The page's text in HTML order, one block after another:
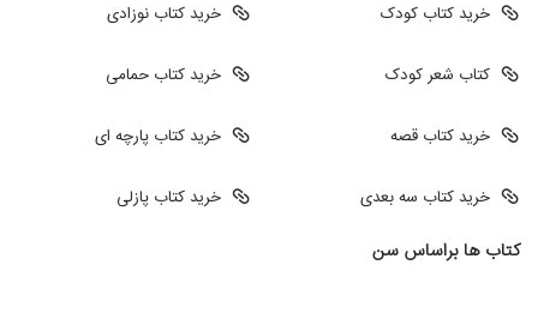
خرید کتاب کودک
کتاب شعر کودک
خرید کتاب قصه
خرید کتاب سه بعدی
خرید کتاب نوزادی
خرید کتاب حمامی
خرید کتاب پارچه ای
خرید کتاب پازلی
کتاب ها براساس سن